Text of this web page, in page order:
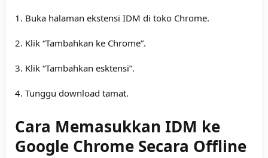
1. Buka halaman ekstensi IDM di toko Chrome.
2. Klik “Tambahkan ke Chrome”.
3. Klik “Tambahkan esktensi”.
4. Tunggu download tamat.
Cara Memasukkan IDM ke
Google Chrome Secara Offline